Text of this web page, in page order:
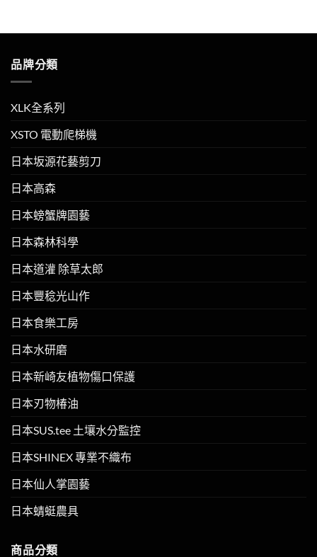
品牌分類
XLK全系列
XSTO 電動爬梯機
日本坂源花藝剪刀
日本高森
日本螃蟹牌園藝
日本森林科學
日本道灌 除草太郎
日本豐稔光山作
日本食樂工房
日本水研磨
日本新崎友植物傷口保護
日本刃物椿油
日本SUS.tee 土壤水分監控
日本SHINEX 專業不織布
日本仙人掌園藝
日本蜻蜓農具
商品分類